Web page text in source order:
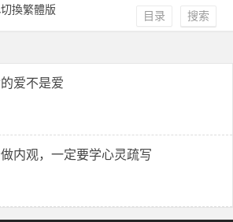
切換繁體版 搜索
目录
爱不是爱
内观，一定要学心灵疏写